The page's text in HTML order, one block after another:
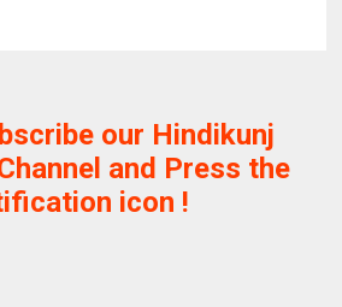
our Hindikunj
and Press the
icon !